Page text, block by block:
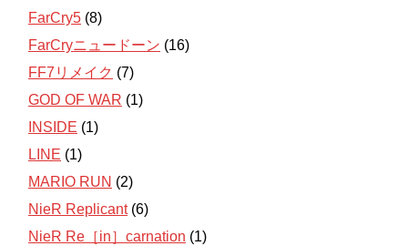
FarCry5 (8)
FarCryニュードーン (16)
FF7リメイク (7)
GOD OF WAR (1)
INSIDE (1)
LINE (1)
MARIO RUN (2)
NieR Replicant(6)
NieR Re［in］carnation (1)